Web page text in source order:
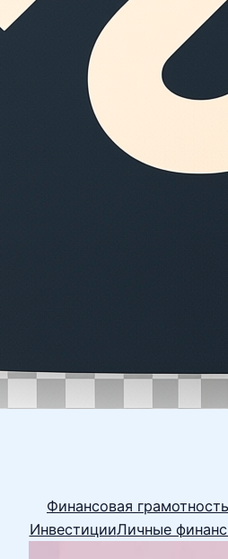
Финансовая грамотность
ИнвестицииЛичные